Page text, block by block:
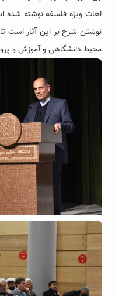
لغات ویژه فلسفه نوشته شده
نوشتن شرح بر این آثار است تا
محیط دانشگاهی و آموزش و